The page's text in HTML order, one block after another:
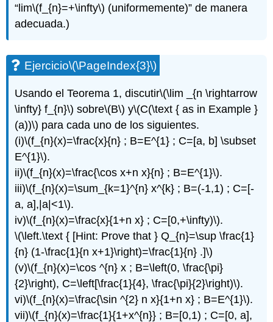
Ejercicio\
(\PageIndex{10}\)
Ejercicio\
(\PageIndex{12}\)
Ejercicio\
Ejercicio\
(\PageIndex{14}\)
Ejercicio\
(\PageIndex{15}\)
Ejercicio\
(\PageIndex{16}\)
Ejercicio\
(\PageIndex{17}\)
Ejercicio\
(\PageIndex{18}\)
Ejercicio\
(\PageIndex{19}\)
Ejercicio\
(\PageIndex{20}\)
Ejercicio\
(\PageIndex{21}\)
“lim\(f_{n}=+\infty\) (uniformemente)” de manera
adecuada.)
Ejercicio\(\PageIndex{3}\)
Usando el Teorema 1, discutir\(\lim _{n \rightarrow
\infty} f_{n}\) sobre\(B\) y\(C(\text { as in Example }
(a))\) para cada uno de los siguientes.
(i)\(f_{n}(x)=\frac{x}{n} ; B=E^{1} ; C=[a, b] \subset
E^{1}\).
ii)\(f_{n}(x)=\frac{\cos x+n x}{n} ; B=E^{1}\).
iii)\(f_{n}(x)=\sum_{k=1}^{n} x^{k} ; B=(-1,1) ; C=[-
a, a],|a|<1\).
iv)\(f_{n}(x)=\frac{x}{1+n x} ; C=[0,+\infty)\).
\(\left.\text { [Hint: Prove that } Q_{n}=\sup \frac{1}
{n} (1-\frac{1}{n x+1}\right)=\frac{1}{n} .]\)
(v)\(f_{n}(x)=\cos ^{n} x ; B=\left(0, \frac{\pi}
{2}\right), C=\left[\frac{1}{4}, \frac{\pi}{2}\right)\).
vi)\(f_{n}(x)=\frac{\sin ^{2} n x}{1+n x} ; B=E^{1}\).
vii)\(f_{n}(x)=\frac{1}{1+x^{n}} ; B=[0,1) ; C=[0, a],